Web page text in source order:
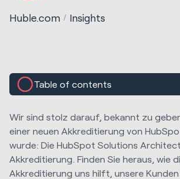
Huble.com Insights
Table of contents
Wir sind stolz darauf, bekannt zu
einer neuen Akkreditierung von
wurde: Die HubSpot Solutions
Akkreditierung. Finden Sie heraus, wie
Akkreditierung uns hilft, unsere